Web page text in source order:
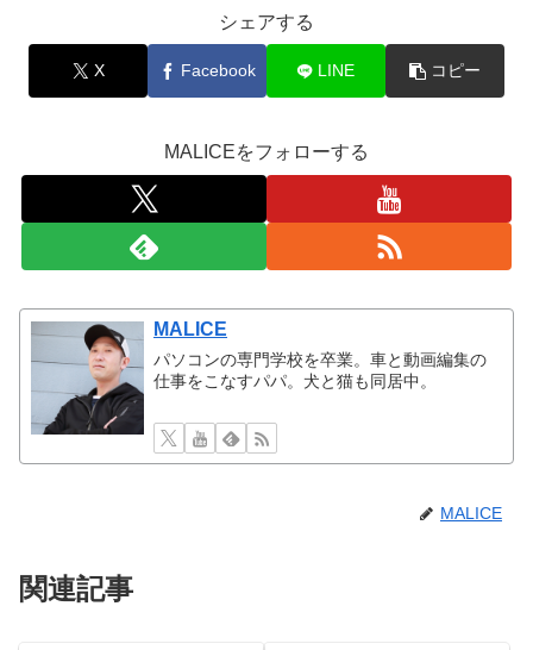
シェアする
X Facebook LINE コピー
MALICEをフォローする
MALICE
パソコンの専門学校を卒業。車と動画編集の
仕事をこなすパパ。犬と猫も同居中。
MALICE
関連記事